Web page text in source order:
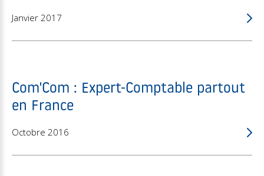
Janvier 2017
Com'Com : Expert-Comptable partout
en France
Octobre 2016